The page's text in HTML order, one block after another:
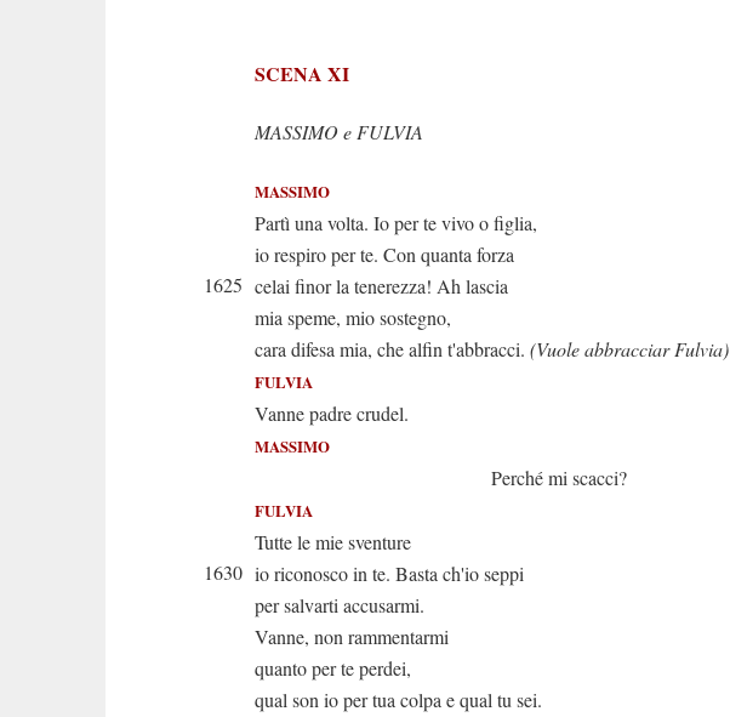
SCENA XI
MASSIMO e FULVIA
MASSIMO
Partì una volta. Io per te vivo o figlia,
io respiro per te. Con quanta forza
1625 celai finor la tenerezza! Ah lascia
mia speme, mio sostegno,
cara difesa mia, che alfin t'abbracci. (Vuole abbracciar Fulvia)
FULVIA
Vanne padre crudel.
MASSIMO
Perché mi scacci?
FULVIA
Tutte le mie sventure
1630 io riconosco in te. Basta ch'io seppi
per salvarti accusarmi.
Vanne, non rammentarmi
quanto per te perdei,
qual son io per tua colpa e qual tu sei.